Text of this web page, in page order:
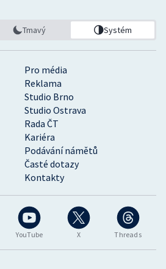
YouTube X Threads
Pro média
Reklama
Studio Brno
Studio Ostrava
Rada ČT
Kariéra
Podávání námětů
Časté dotazy
Kontakty
Tmavý Systém